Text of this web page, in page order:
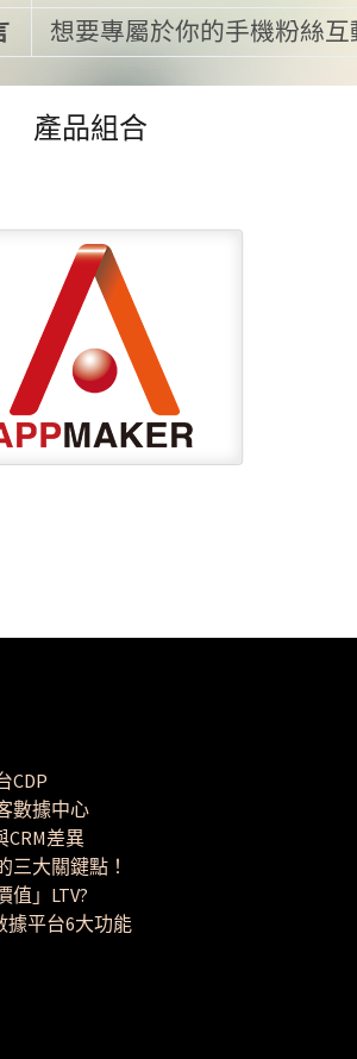
想要專屬於你的手機粉絲
產品組合
CDP
數據中心
CRM差異
三大關鍵點！
值」LTV?
據平台6大功能